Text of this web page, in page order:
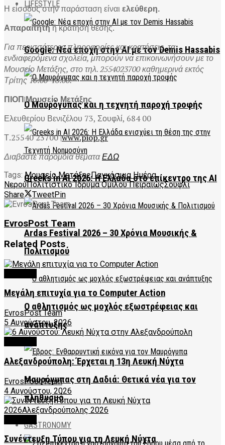
LIFESTYLE
Google: Νέα εποχή στην AI με τον Demis Hassabis
Ο Μαυρόγυπας και η τεχνητή παροχή τροφής
Greeks in AI 2026: Η Ελλάδα στο επίκεντρο της AI
Ardas Festival 2026 – 30 Χρόνια Μουσικής &
Πολιτισμού
Ο αθλητισμός ως μοχλός εξωστρέφειας και
ανάπτυξης
Μαυρόγυπας στη Δαδιά: Θετικά νέα για τον
πληθυσμό
GASTRONOMY
Η είσοδος στην παράσταση είναι ελεύθερη.
Απαραίτητηη κράτηση θέσης.
Για περισσότερες πληροφορίες και κρατήσεις, τα
ενδιαφερόμενα σχολεία, μπορούν να επικοινωνήσουν με το
Μουσείο Μετάξης, στο τηλ. 2554023700 καθημερινά εκτός
Τρίτης 10:00-18:00.
ΠΙΟΠ|Μουσείο Μετάξης
Ελευθερίου Βενιζέλου 73, Σουφλί, 684 00
Τ.25540 23700 |www.piop.gr
Διαβάστε παρόμοια θέματαΕΔΩ
Tags: Μουσείο ΜετάξηςΠαγκόσμια Ημέρα
ΝερούΠολιτιστικό Ίδρυμα Ομίλου ΠειραιώςΣουφλί
Share
TweetPin
EvrosPost Team
Related Posts
Μεγάλη επιτυχία για το Computer Action
EvrosPost Team
5 Αυγούστου, 2026
Αλεξανδρούπολη: Έρχεται η 13η Λευκή Νύχτα
EvrosPost Team
4 Αυγούστου, 2026
Συνέντευξη Τύπου για τη Λευκή Νύχτα